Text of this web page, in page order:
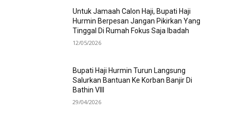
Untuk Jamaah Calon Haji, Bupati Haji
Hurmin Berpesan Jangan Pikirkan Yang
Tinggal Di Rumah Fokus Saja Ibadah
12/05/2026
Bupati Haji Hurmin Turun Langsung
Salurkan Bantuan Ke Korban Banjir Di
Bathin VIII
29/04/2026